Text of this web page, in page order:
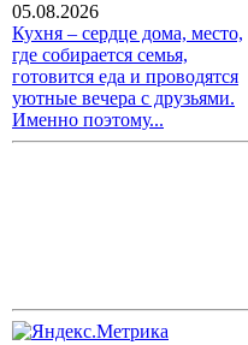
05.08.2026
Кухня – сердце дома, место,
где собирается семья,
готовится еда и проводятся
уютные вечера с друзьями.
Именно поэтому...